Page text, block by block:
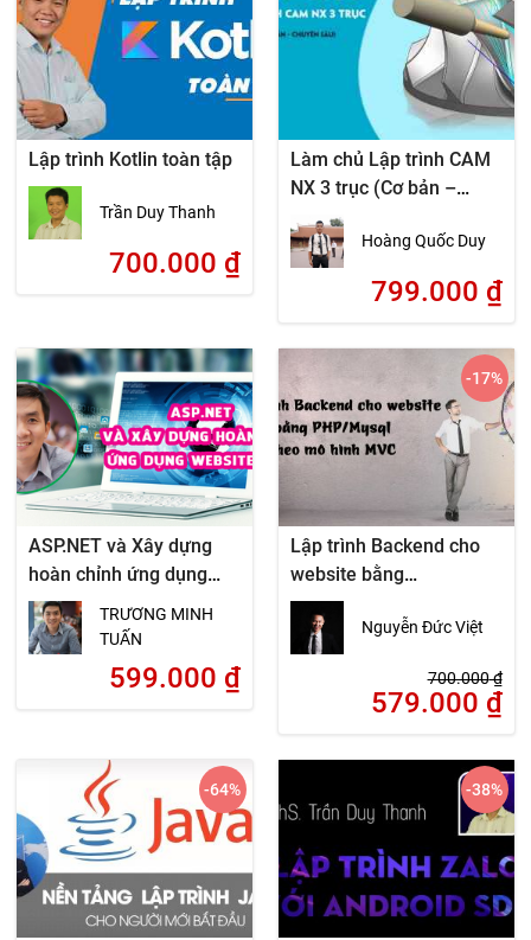
Lập trình Kotlin toàn tập
Trần Duy Thanh
700.000 ₫
Làm chủ Lập trình CAM
NX 3 trục (Cơ bản –
Chuyên sâu)
Hoàng Quốc Duy
799.000 ₫
ASP.NET và Xây dựng
hoàn chỉnh ứng dụng
website động
TRƯƠNG MINH
TUẤN
599.000 ₫
Lập trình Backend cho
website bằng
PHP/Mysql theo mô hình
MVC
Nguyễn Đức Việt
700.000₫
579.000 ₫
-17%
-64% -38%